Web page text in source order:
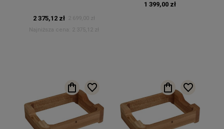
2 375,12 zł 2 699,00 zł
Najniższa cena: 2 375,12 zł
1 399,00 zł